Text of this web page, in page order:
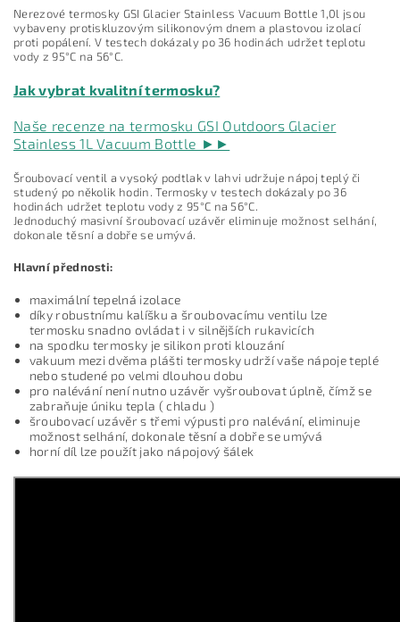
Nerezové termosky GSI Glacier Stainless Vacuum Bottle 1,0l jsou
vybaveny protiskluzovým silikonovým dnem a plastovou izolací
proti popálení. V testech dokázaly po 36 hodinách udržet teplotu
vody z 95°C na 56°C.
Jak vybrat kvalitní termosku?
Naše recenze na termosku GSI Outdoors Glacier
Stainless 1L Vacuum Bottle ►►
Šroubovací ventil a vysoký podtlak v lahvi udržuje nápoj teplý či
studený po několik hodin. Termosky v testech dokázaly po 36
hodinách udržet teplotu vody z 95°C na 56°C.
Jednoduchý masivní šroubovací uzávěr eliminuje možnost selhání,
dokonale těsní a dobře se umývá.
Hlavní přednosti:
maximální tepelná izolace
díky robustnímu kalíšku a šroubovacímu ventilu lze
termosku snadno ovládat i v silnějších rukavicích
na spodku termosky je silikon proti klouzání
vakuum mezi dvěma plášti termosky udrží vaše nápoje teplé
nebo studené po velmi dlouhou dobu
pro nalévání není nutno uzávěr vyšroubovat úplně, čímž se
zabraňuje úniku tepla ( chladu )
šroubovací uzávěr s třemi výpusti pro nalévání, eliminuje
možnost selhání, dokonale těsní a dobře se umývá
horní díl lze použít jako nápojový šálek